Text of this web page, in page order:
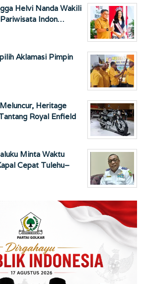
Helvi Nanda Wakili
Indon…
Aklamasi Pimpin
Heritage
Royal Enfield
Minta Waktu
Cepat Tulehu–